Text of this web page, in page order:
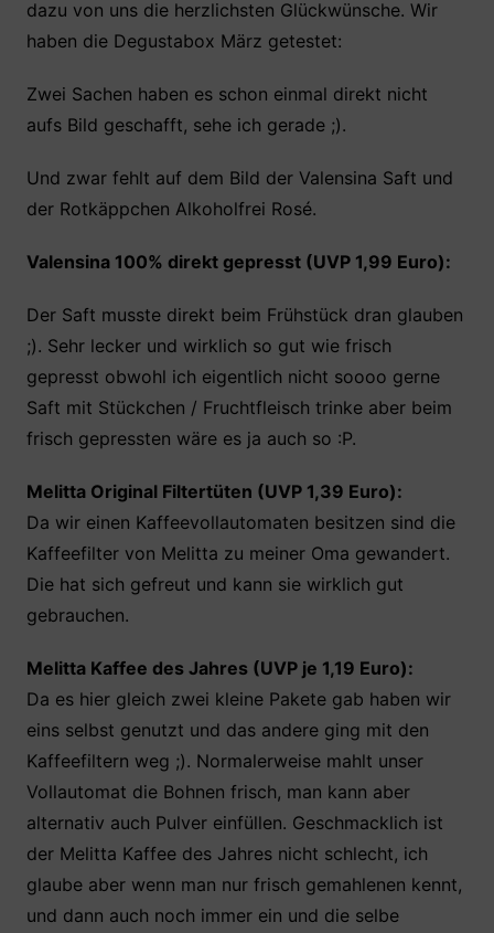
e
b
o
o
k
er s
A
p
p
e
st
n
dazu von uns die herzlichsten Glückwünsche. Wir
haben die Degustabox März getestet:
Zwei Sachen haben es schon einmal direkt nicht
aufs Bild geschafft, sehe ich gerade ;).
Und zwar fehlt auf dem Bild der Valensina Saft und
der Rotkäppchen Alkoholfrei Rosé.
Valensina 100% direkt gepresst (UVP 1,99 Euro):
Der Saft musste direkt beim Frühstück dran glauben
;). Sehr lecker und wirklich so gut wie frisch
gepresst obwohl ich eigentlich nicht soooo gerne
Saft mit Stückchen / Fruchtfleisch trinke aber beim
frisch gepressten wäre es ja auch so :P.
Melitta Original Filtertüten (UVP 1,39 Euro):
Da wir einen Kaffeevollautomaten besitzen sind die
Kaffeefilter von Melitta zu meiner Oma gewandert.
Die hat sich gefreut und kann sie wirklich gut
gebrauchen.
Melitta Kaffee des Jahres (UVP je 1,19 Euro):
Da es hier gleich zwei kleine Pakete gab haben wir
eins selbst genutzt und das andere ging mit den
Kaffeefiltern weg ;). Normalerweise mahlt unser
Vollautomat die Bohnen frisch, man kann aber
alternativ auch Pulver einfüllen. Geschmacklich ist
der Melitta Kaffee des Jahres nicht schlecht, ich
glaube aber wenn man nur frisch gemahlenen kennt,
und dann auch noch immer ein und die selbe